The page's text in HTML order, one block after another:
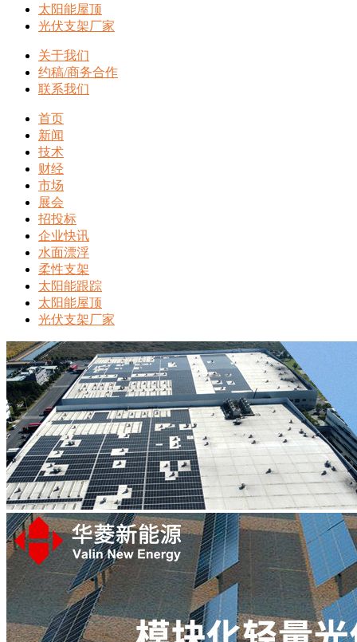
太阳能屋顶
光伏支架厂家
关于我们
约稿/商务合作
联系我们
首页
新闻
技术
财经
市场
展会
招投标
企业快讯
水面漂浮
柔性支架
太阳能跟踪
太阳能屋顶
光伏支架厂家